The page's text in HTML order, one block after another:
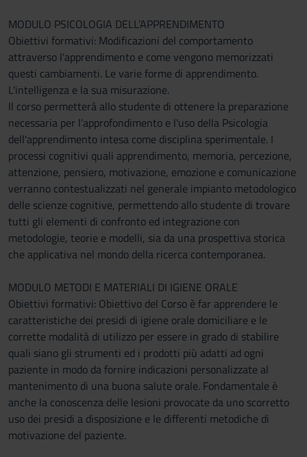
MODULO PSICOLOGIA DELL’APPRENDIMENTO
Obiettivi formativi: Modificazioni del comportamento
attraverso l'apprendimento e come vengono memorizzati
questi cambiamenti. Le varie forme di apprendimento.
L'intelligenza e la sua misurazione.
Il corso permetterà allo studente di ottenere la preparazione
necessaria per l’approfondimento e l'uso della Psicologia
dell'apprendimento intesa come disciplina sperimentale. I
processi cognitivi quali apprendimento, memoria, percezione,
attenzione, pensiero, motivazione, emozione e comunicazione
verranno contestualizzati nel generale impianto metodologico
delle scienze cognitive, permettendo allo studente di trovare
tutti gli elementi di confronto ed integrazione con
metodologie, teorie e modelli, sia da una prospettiva storica
che applicativa nel mondo della ricerca contemporanea.
MODULO METODI E MATERIALI DI IGIENE ORALE
Obiettivi formativi: Obiettivo del Corso è far apprendere le
caratteristiche dei presidi di igiene orale domiciliare e le
corrette modalità di utilizzo per essere in grado di stabilire
quali siano gli strumenti ed i prodotti più adatti ad ogni
paziente in modo da fornire indicazioni personalizzate al
mantenimento di una buona salute orale. Fondamentale è
anche la conoscenza delle lesioni provocate da uno scorretto
uso dei presidi a disposizione e le differenti metodiche di
motivazione del paziente.